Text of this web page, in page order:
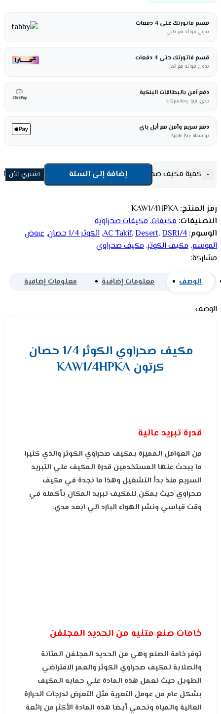
قسم فاتورتك على 4 دفعات
بدون فوائد مع تابي
قسم فاتورتك حتى 4 دفعات
بدون فوائد مع تمارا
دفع آمن بالبطاقات البنكية
مدى، فيزا، وماستركارد
دفع سريع وآمن مع أبل باي
بواسطة Apple Pay
- كمية مكيف صحراوي الكوثر 1/4 حصان كرتون KAW1/4HPKAإضافة إلى السلة اشتري الأن
رمز المنتج:KAW1/4HPKA
التصنيفات: مكيفات, مكيفات صحراوية
الوسوم:
AC Takif,Desert,DSR1/4
, الكوثر 1/4 حصان , عروض
الموسم, مكيف الكوثر, مكيف صحراوي
مشاركة:
الوصف معلومات إضافية معلومات إضافية
الوصف
مكيف صحراوي الكوثر 1/4 حصان
كرتون KAW1/4HPKA
قدرة تبريد عالية
من العوامل المميزة بمكيف صحراوي الكوثر والذي كثيرا
ما يبحث عنها المستخدمين قدرة المكيف علي التبريد
السريع منذ بدأ التشغيل وهذا ما نجدة في مكيف
صحراوي حيث يمكن للمكيف تبريد المكان بأكمله في
وقت قياسي ونشر الهواء البارد الي ابعد مدي.
خامات صنع متنيه من الحديد المجلفن
توفر خامة الصنع وهي من الحديد المجلفن المتانة
والصلابة لمكيف صحراوي الكوثر والعمر الافتراضي
الطويل حيث تعمل هذه المادة علي حمايه المكيف
بشكل عام من عومل التعرية مثل التعرض لدرجات الحرارة
العالية والمياه وتحمي أيضا هذه المادة الأكثر من رائعة